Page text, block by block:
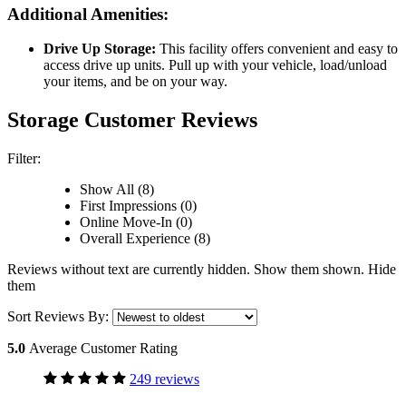
Additional Amenities:
Drive Up Storage: This facility offers convenient and easy to
access drive up units. Pull up with your vehicle, load/unload
your items, and be on your way.
Storage Customer Reviews
Filter:
Show All (8)
First Impressions (0)
Online Move-In (0)
Overall Experience (8)
Reviews without text are currently hidden. Show them shown. Hide
them
Sort Reviews By:
5.0 Average Customer Rating
249 reviews